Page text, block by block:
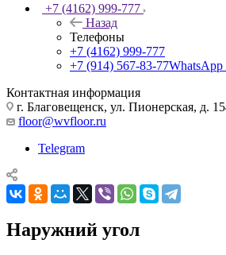
+7 (4162) 999-777
Назад
Телефоны
+7 (4162) 999-777
+7 (914) 567-83-77WhatsApp
Контактная информация
г. Благовещенск, ул. Пионерская, д.
floor@wvfloor.ru
Telegram
Наружний угол